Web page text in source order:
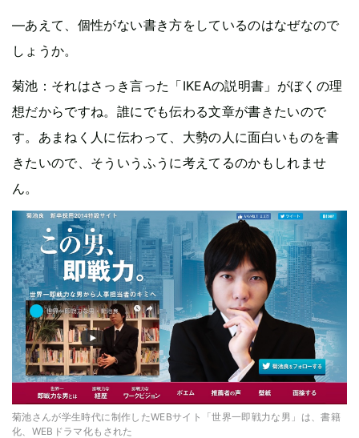
—あえて、個性がない書き方をしているのはなぜなので
しょうか。
菊池：それはさっき言った「IKEAの説明書」がぼくの理
想だからですね。誰にでも伝わる文章が書きたいので
す。あまねく人に伝わって、大勢の人に面白いものを書
きたいので、そういうふうに考えてるのかもしれませ
ん。
菊池さんが学生時代に制作したWEBサイト「世界一即戦力な男」は、書籍
化、WEBドラマ化もされた